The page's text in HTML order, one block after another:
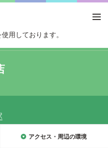
用しております。
市 保険クリニック 川西店
アクセス・周辺の環境